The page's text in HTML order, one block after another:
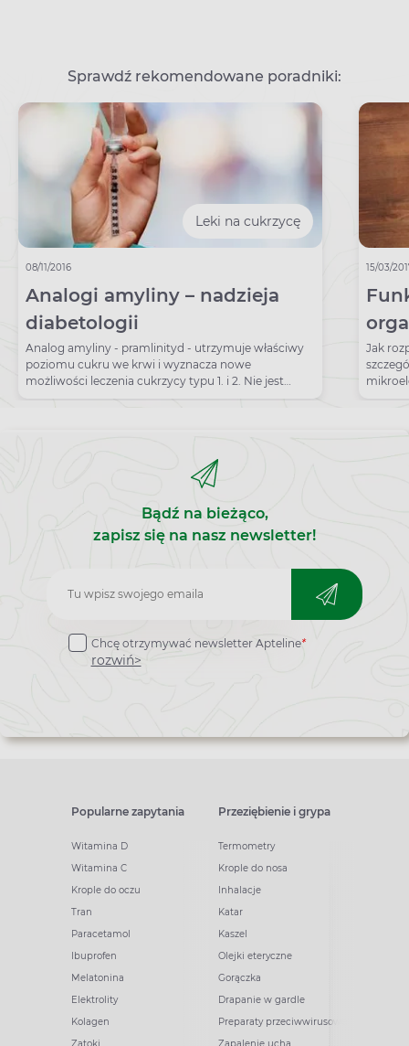
Sprawdź rekomendowane poradniki:
Leki na cukrzycę
08/11/2016
Analogi amyliny – nadzieja
diabetologii
Analog amyliny - pramlinityd - utrzymuje właściwy
poziomu cukru we krwi i wyznacza nowe
możliwości leczenia cukrzycy typu 1. i 2. Nie jest
dostępny w Polsce.
15/03/
Jak
Bądź na bieżąco,
zapisz się na nasz newsletter!
Zapisz
newslettera
Chcę otrzymywać newsletter Apteline*
rozwiń>
Popularne zapytania
Witamina D
Witamina C
Krople do oczu
Tran
Paracetamol
Ibuprofen
Melatonina
Elektrolity
Kolagen
Zatoki
Przeziębienie i grypa
Termometry
Krople do nosa
Inhalacje
Katar
Kaszel
Olejki eteryczne
Gorączka
Drapanie w gardle
Preparaty przeciwwirusowe
Zapalenie ucha